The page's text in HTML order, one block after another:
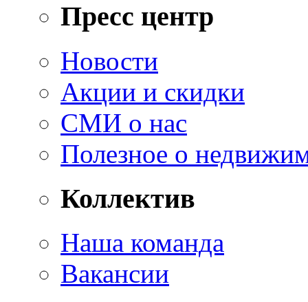
Пресс центр
Новости
Акции и скидки
СМИ о нас
Полезное о
Коллектив
Наша команда
Вакансии